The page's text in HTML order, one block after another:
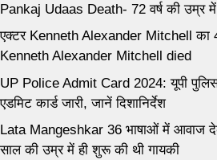
Pankaj Udaas Death- 72 वर्ष की उम्र
एक्टर Kenneth Alexander Mitchell का
Kenneth Alexander Mitchell died
UP Police Admit Card 2024: यूपी पुलिस
एडमिट कार्ड जारी, जानें दिशानिर्देश
Lata Mangeshkar 36 भाषाओं में आवाज
साल की उम्र में ही शुरू की थी गायकी